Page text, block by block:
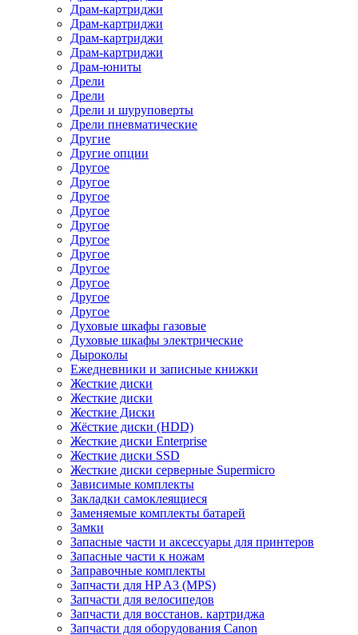
Драм-картриджи
Драм-картриджи
Драм-картриджи
Драм-картриджи
Драм-юниты
Дрели
Дрели
Дрели и шуруповерты
Дрели пневматические
Другие
Другие опции
Другое
Другое
Другое
Другое
Другое
Другое
Другое
Другое
Другое
Другое
Другое
Духовые шкафы газовые
Духовые шкафы электрические
Дыроколы
Ежедневники и записные книжки
Жесткие диски
Жесткие диски
Жесткие Диски
Жёсткие диски (HDD)
Жесткие диски Enterprise
Жесткие диски SSD
Жесткие диски серверные Supermicro
Зависимые комплекты
Закладки самоклеящиеся
Заменяемые комплекты батарей
Замки
Запасные части и аксессуары для принтеров
Запасные части к ножам
Заправочные комплекты
Запчасти для HP A3 (MPS)
Запчасти для велосипедов
Запчасти для восстанов. картриджа
Запчасти для оборудования Canon